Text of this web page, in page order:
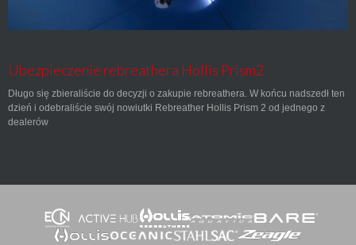
Ubezpieczenie rebreathera Hollis Prism2
Długo się zbieraliście do decyzji o zakupie rebreathera. W końcu nadszedł ten
dzień i odebraliście swój nowiutki Rebreather Hollis Prism 2 od jednego z
dealerów